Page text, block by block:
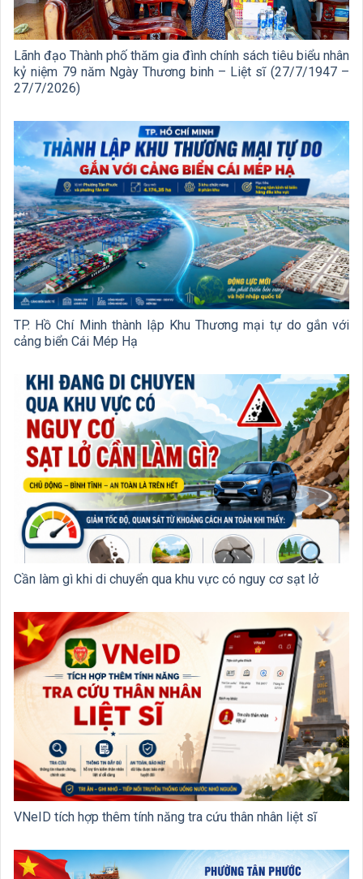
Lãnh đạo Thành phố thăm gia đình chính sách tiêu biểu nhân
kỷ niệm 79 năm Ngày Thương binh – Liệt sĩ (27/7/1947 –
27/7/2026)
TP. Hồ Chí Minh thành lập Khu Thương mại tự do gắn với
cảng biển Cái Mép Hạ
Cần làm gì khi di chuyển qua khu vực có nguy cơ sạt lở
VNeID tích hợp thêm tính năng tra cứu thân nhân liệt sĩ